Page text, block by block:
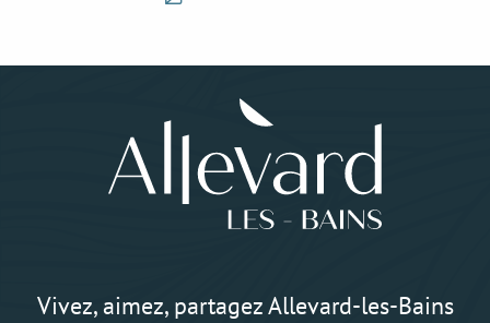
Vivez, aimez, partagez Allevard-les-Bains